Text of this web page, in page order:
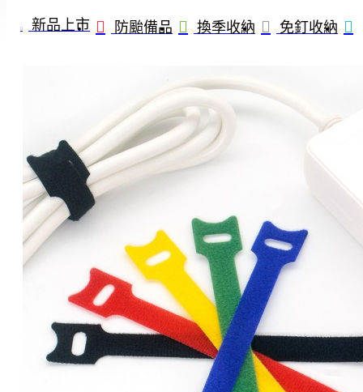
新品上市 防颱備品 換季收納 免釘收納